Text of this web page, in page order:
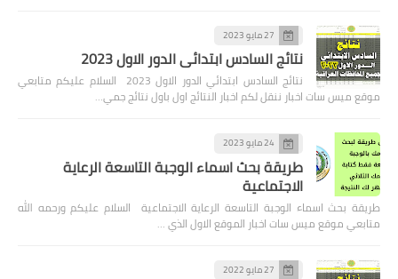
27 مايو 2023
نتائج السادس ابتدائي الدور الاول 2023
نتائج السادس ابتدائي الدور الاول 2023 السلام عليكم متابعي
موقع ميس سات اخبار ننقل لكم اخبار النتائج اول باول نتائج جمي…
24 مايو 2023
طريقة بحث اسماء الوجبة التاسعة الرعاية
الاجتماعية
طريقة بحث اسماء الوجبة التاسعة الرعاية الاجتماعية السلام عليكم ورحمه الله
متابعي موقع ميس سات اخبار الموقع الاول الذي …
27 مايو 2022